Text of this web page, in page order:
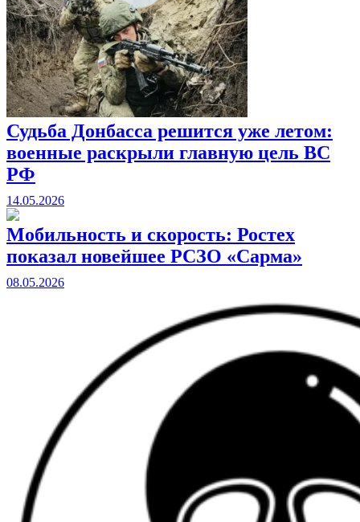
Судьба Донбасса решится уже летом:
военные раскрыли главную цель ВС
РФ
14.05.2026
Мобильность и скорость: Ростех
показал новейшее РСЗО «Сарма»
08.05.2026